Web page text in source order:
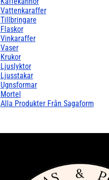
Vattenkaraffer
Tillbringare
Flaskor
Vinkaraffer
Vaser
Krukor
Ljuslyktor
Ljusstakar
Ugnsformar
Mortel
Alla Produkter Från Sagaform